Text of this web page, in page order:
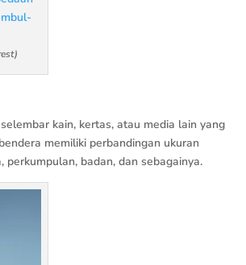
kain, kertas, atau media lain yang
memiliki perbandingan ukuran
badan, dan sebagainya.